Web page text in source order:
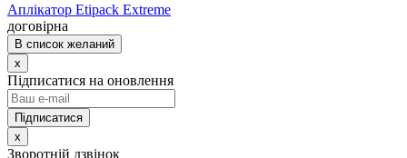
Аплікатор Etipack Extreme
договірна
В список желаний
x
Підписатися на оновлення
x
Зворотній дзвінок